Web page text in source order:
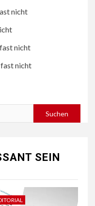
nicht
nicht
nicht
SEIN